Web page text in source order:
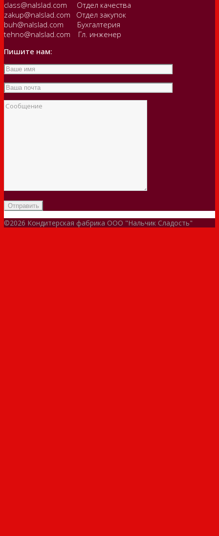
class@nalslad.com Отдел качества
zakup@nalslad.com Отдел закупок
buh@nalslad.com Бухгалтерия
tehno@nalslad.com Гл. инженер
Пишите нам:
©2026 Кондитерская фабрика ООО "Нальчик Сладость"